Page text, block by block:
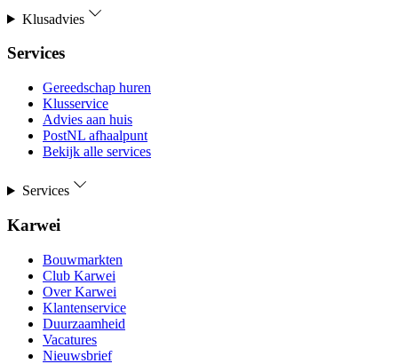
Klusadvies
Services
Gereedschap huren
Klusservice
Advies aan huis
PostNL afhaalpunt
Bekijk alle services
Services
Karwei
Bouwmarkten
Club Karwei
Over Karwei
Klantenservice
Duurzaamheid
Vacatures
Nieuwsbrief